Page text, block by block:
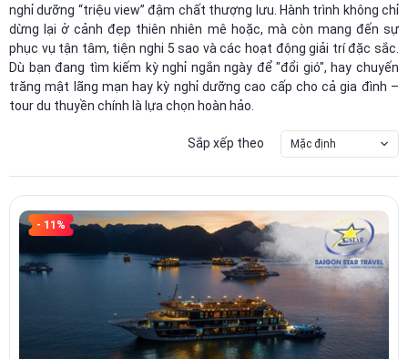
nghỉ dưỡng “triệu view” đậm chất thượng lưu. Hành trình không chỉ
dừng lại ở cảnh đẹp thiên nhiên mê hoặc, mà còn mang đến sự
phục vụ tận tâm, tiện nghi 5 sao và các hoạt động giải trí đặc sắc.
Dù bạn đang tìm kiếm kỳ nghỉ ngắn ngày để "đổi gió", hay chuyến
trăng mật lãng mạn hay kỳ nghỉ dưỡng cao cấp cho cả gia đình –
tour du thuyền chính là lựa chọn hoàn hảo.
Sắp xếp theo Mặc định
- 11%